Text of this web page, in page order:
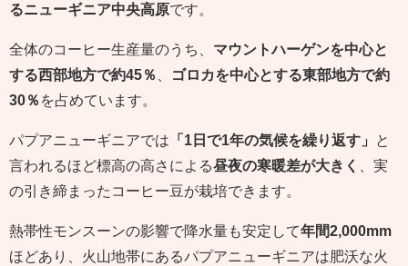
るニューギニア中央高原です。
全体のコーヒー生産量のうち、 マウントハーゲンを中心と
する西部地方で約45％
ゴロカを中心とする東部地方で約
30％ を占めています。
パプアニューギニアでは 「1日で1年の気候を繰り返す」
と
言われるほど標高の高さによる昼夜の寒暖差が大きく
、実
の引き締まったコーヒー豆が栽培できます。
熱帯性モンスーンの影響で降水量も安定して年間2,000mm
ほどあり、火山地帯にあるパプアニューギニアは肥沃な火